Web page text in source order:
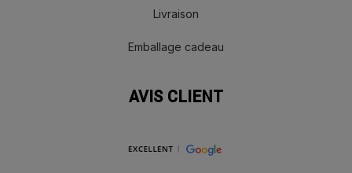
Livraison
Emballage cadeau
AVIS CLIENT